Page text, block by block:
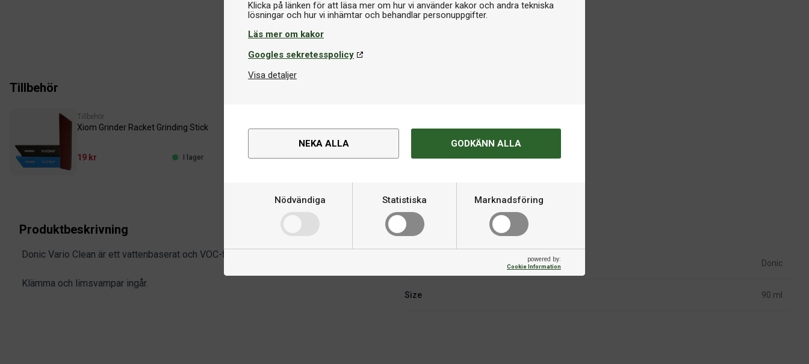
Klicka på länken för att läsa mer om hur vi använder kakor och andra tekniska
Läs mer om kakor
Googles sekretesspolicy
Visa detaljer
NEKA ALLA GODKÄNN ALLA
Nödvändiga Statistiska Marknadsföring
powered by:
Cookie Information
Tillbehör
Tillbehör
Xiom Grinder Racket Grinding Stick
19 kr I lager
Produktbeskrivning
Donic Vario Clean är ett vattenbaserat och VOC-fritt pingislim som är enkelt att använda.
Klämma och limsvampar ingår.
Om produkten
Donic
Size 90 ml